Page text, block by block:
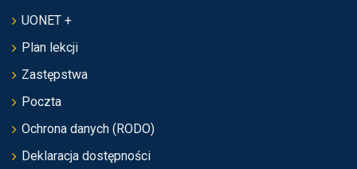
UONET +
Plan lekcji
Zastępstwa
Poczta
Ochrona danych (RODO)
Deklaracja dostępności